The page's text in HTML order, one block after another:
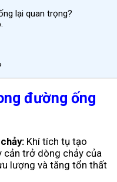
lại quan trọng?
đường ống
Khí tích tụ tạo
cản trở dòng chảy của
lượng và tăng tổn thất